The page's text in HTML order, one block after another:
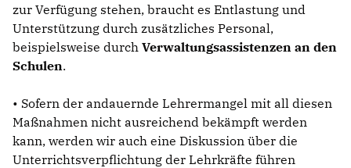
zur Verfügung stehen, braucht es Entlastung und
Unterstützung durch zusätzliches Personal,
beispielsweise durch Verwaltungsassistenzen an den
Schulen.
• Sofern der andauernde Lehrermangel mit all diesen
Maßnahmen nicht ausreichend bekämpft werden
kann, werden wir auch eine Diskussion über die
Unterrichtsverpflichtung der Lehrkräfte führen